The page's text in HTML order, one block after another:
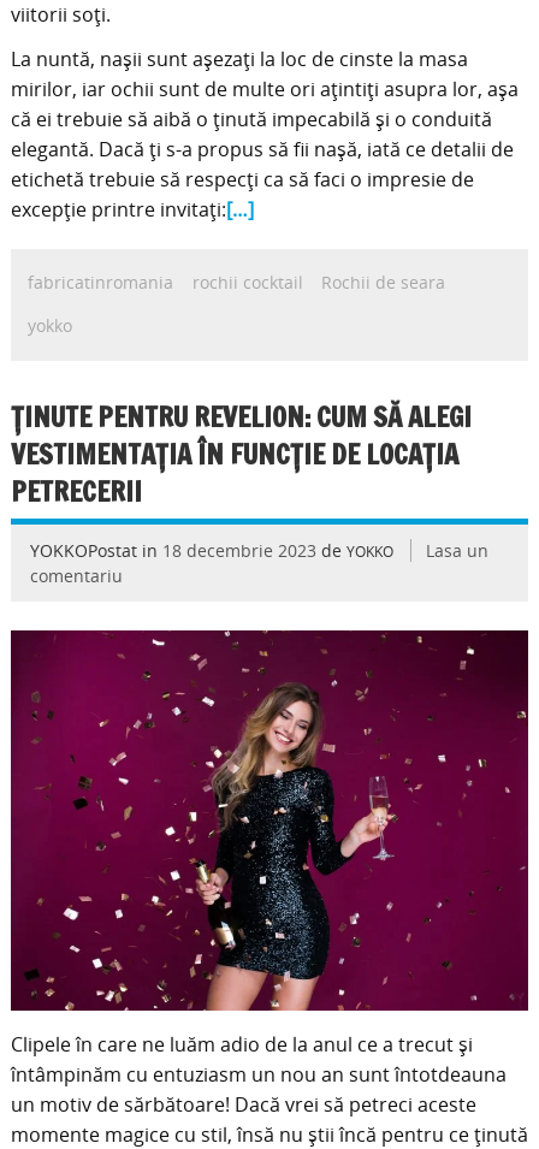
viitorii soți.
La nuntă, nașii sunt așezați la loc de cinste la masa
mirilor, iar ochii sunt de multe ori ațintiți asupra lor, așa
că ei trebuie să aibă o ținută impecabilă și o conduită
elegantă. Dacă ți s-a propus să fii nașă, iată ce detalii de
etichetă trebuie să respecți ca să faci o impresie de
excepție printre invitați:[…]
fabricatinromania rochii cocktail
Rochii de seara
yokko
ȚINUTE PENTRU REVELION: CUM SĂ ALEGI
VESTIMENTAȚIA ÎN FUNCȚIE DE LOCAȚIA
PETRECERII
YOKKOPostat in 18 decembrie 2023 de YOKKO
Lasa un
comentariu
Clipele în care ne luăm adio de la anul ce a trecut și
întâmpinăm cu entuziasm un nou an sunt întotdeauna
un motiv de sărbătoare! Dacă vrei să petreci aceste
momente magice cu stil, însă nu știi încă pentru ce ținută